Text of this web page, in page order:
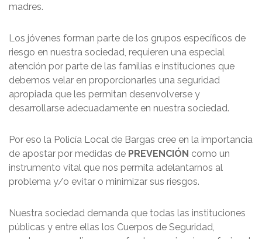
madres.
Los jóvenes forman parte de los grupos específicos de
riesgo en nuestra sociedad, requieren una especial
atención por parte de las familias e instituciones que
debemos velar en proporcionarles una seguridad
apropiada que les permitan desenvolverse y
desarrollarse adecuadamente en nuestra sociedad.
Por eso la Policía Local de Bargas cree en la importancia
de apostar por medidas de PREVENCIÓN como un
instrumento vital que nos permita adelantarnos al
problema y/o evitar o minimizar sus riesgos.
Nuestra sociedad demanda que todas las instituciones
públicas y entre ellas los Cuerpos de Seguridad,